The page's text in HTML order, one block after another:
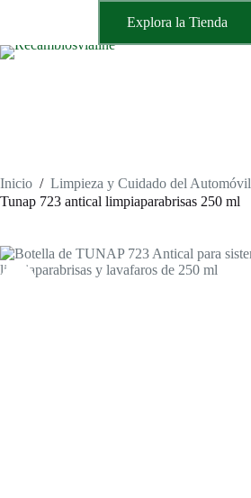
Explora la Tienda
Inicio / Limpieza y Cuidado del Automóvil
Tunap 723 antical limpiaparabrisas 250 ml